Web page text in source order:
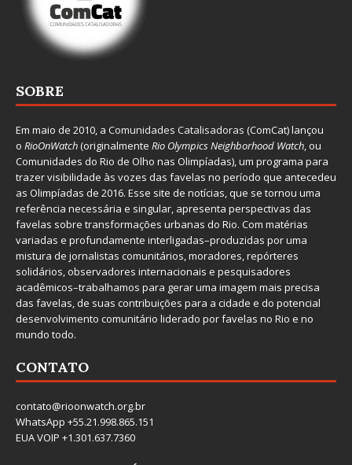
SOBRE
Em maio de 2010, a Comunidades Catalisadoras (ComCat) lançou
o RioOnWatch(originalmente Rio Olympics Neighborhood Watch, ou
Comunidades do Rio de Olho nas Olimpíadas), um programa para
trazer visibilidade às vozes das favelas no período que antecedeu
as Olimpíadas de 2016. Esse site de notícias, que se tornou uma
referência necessária e singular, apresenta perspectivas das
favelas sobre transformações urbanas do Rio. Com matérias
variadas e profundamente interligadas–produzidas por uma
mistura de jornalistas comunitários, moradores, repórteres
solidários, observadores internacionais e pesquisadores
acadêmicos–trabalhamos para gerar uma imagem mais precisa
das favelas, de suas contribuições para a cidade e do potencial
desenvolvimento comunitário liderado por favelas no Rio e no
mundo todo.
CONTATO
contato@rioonwatch.org.br
WhatsApp +55.21.998.865.151
EUA VOIP +1.301.637.7360